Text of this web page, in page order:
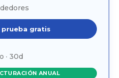
prueba gratis
· 30d
ANUAL